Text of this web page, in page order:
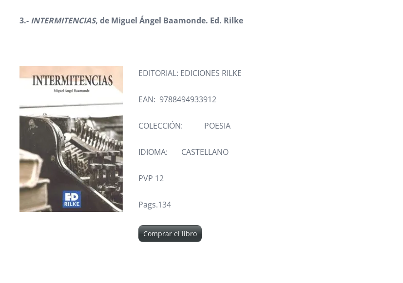
3.- INTERMITENCIAS, de Miguel Ángel Baamonde. Ed. Rilke
EDITORIAL: EDICIONES RILKE
EAN: 9788494933912
COLECCIÓN: POESIA
IDIOMA: CASTELLANO
PVP 12
Pags.134
Comprar el libro